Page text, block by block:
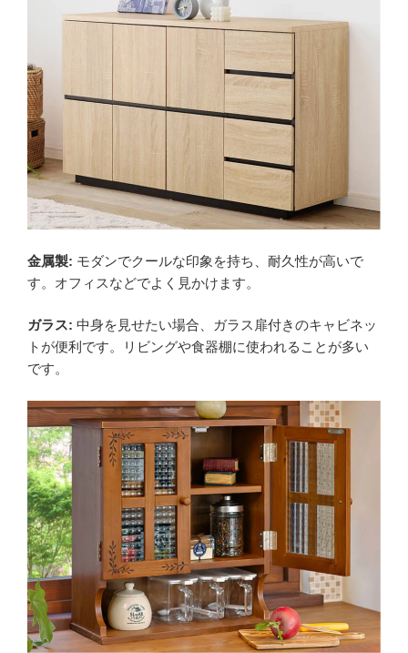
金属製: モダンでクールな印象を持ち、耐久性が高いで
す。オフィスなどでよく見かけます。
ガラス: 中身を見せたい場合、ガラス扉付きのキャビネッ
トが便利です。リビングや食器棚に使われることが多い
です。